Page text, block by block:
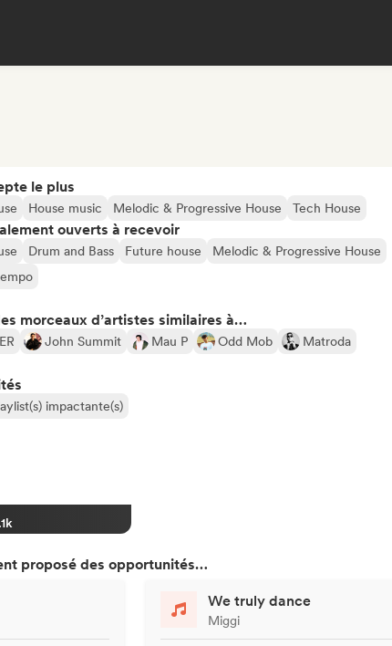
le plus
House music Melodic & Progressive House Tech House
ouverts à recevoir
Drum and Bass Future house
Melodic & Progressive House
morceaux d’artistes similaires à…
John Summit Mau P Odd Mob Matroda
impactante(s)
proposé des opportunités…
We truly dance
Miggi